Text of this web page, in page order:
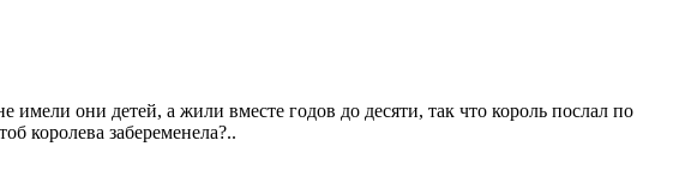
имели они детей, а жили вместе годов до десяти, так что король послал по
королева забеременела?..